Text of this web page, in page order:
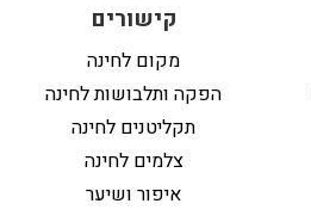
קישורים
מקום לחינה
הפקה ותלבושות לחינה
תקליטנים לחינה
צלמים לחינה
איפור ושיער